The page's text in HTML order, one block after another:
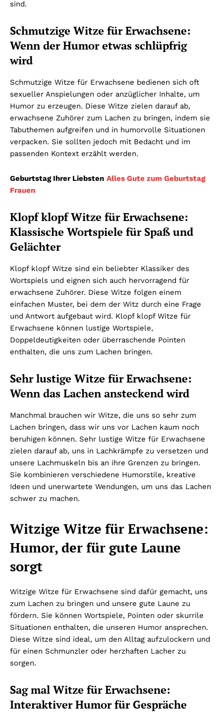
sind.
Schmutzige Witze für Erwachsene:
Wenn der Humor etwas schlüpfrig
wird
Schmutzige Witze für Erwachsene bedienen sich oft
sexueller Anspielungen oder anzüglicher Inhalte, um
Humor zu erzeugen. Diese Witze zielen darauf ab,
erwachsene Zuhörer zum Lachen zu bringen, indem sie
Tabuthemen aufgreifen und in humorvolle Situationen
verpacken. Sie sollten jedoch mit Bedacht und im
passenden Kontext erzählt werden.
Geburtstag Ihrer Liebsten Alles Gute zum Geburtstag
Frauen
Klopf klopf Witze für Erwachsene:
Klassische Wortspiele für Spaß und
Gelächter
Klopf klopf Witze sind ein beliebter Klassiker des
Wortspiels und eignen sich auch hervorragend für
erwachsene Zuhörer. Diese Witze folgen einem
einfachen Muster, bei dem der Witz durch eine Frage
und Antwort aufgebaut wird. Klopf klopf Witze für
Erwachsene können lustige Wortspiele,
Doppeldeutigkeiten oder überraschende Pointen
enthalten, die uns zum Lachen bringen.
Sehr lustige Witze für Erwachsene:
Wenn das Lachen ansteckend wird
Manchmal brauchen wir Witze, die uns so sehr zum
Lachen bringen, dass wir uns vor Lachen kaum noch
beruhigen können. Sehr lustige Witze für Erwachsene
zielen darauf ab, uns in Lachkrämpfe zu versetzen und
unsere Lachmuskeln bis an ihre Grenzen zu bringen.
Sie kombinieren verschiedene Humorstile, kreative
Ideen und unerwartete Wendungen, um uns das Lachen
schwer zu machen.
Witzige Witze für Erwachsene:
Humor, der für gute Laune
sorgt
Witzige Witze für Erwachsene sind dafür gemacht, uns
zum Lachen zu bringen und unsere gute Laune zu
fördern. Sie können Wortspiele, Pointen oder skurrile
Situationen enthalten, die unseren Humor ansprechen.
Diese Witze sind ideal, um den Alltag aufzulockern und
für einen Schmunzler oder herzhaften Lacher zu
sorgen.
Sag mal Witze für Erwachsene:
Interaktiver Humor für Gespräche